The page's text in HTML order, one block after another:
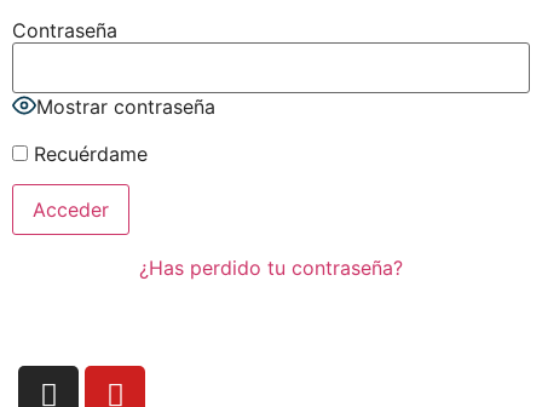
Contraseña
Mostrar contraseña
Recuérdame
¿Has perdido tu contraseña?